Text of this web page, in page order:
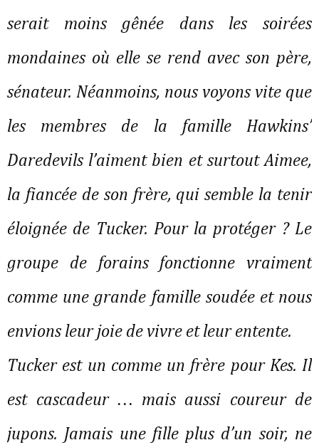
serait moins gênée dans les soirées
mondaines où elle se rend avec son père,
sénateur. Néanmoins, nous voyons vite que
les membres de la famille Hawkins’
Daredevils l’aiment bien et surtout Aimee,
la fiancée de son frère, qui semble la tenir
éloignée de Tucker. Pour la protéger ? Le
groupe de forains fonctionne vraiment
comme une grande famille soudée et nous
envions leur joie de vivre et leur entente.
Tucker est un comme un frère pour Kes. Il
est cascadeur … mais aussi coureur de
jupons. Jamais une fille plus d’un soir, ne